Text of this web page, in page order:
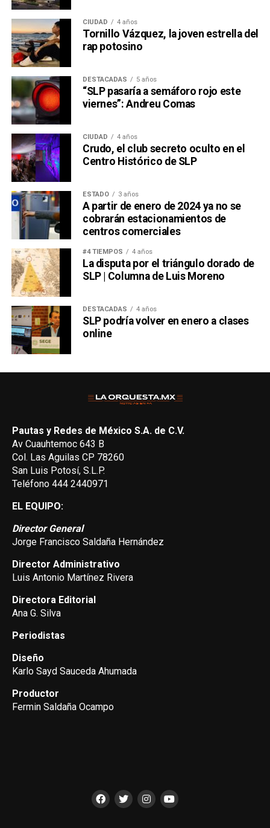
CIUDAD 4 años
Tornillo Vázquez, la joven estrella del
rap potosino
DESTACADAS 5 años
“SLP pasaría a semáforo rojo este
viernes”: Andreu Comas
CIUDAD 4 años
Crudo, el club secreto oculto en el
Centro Histórico de SLP
ESTADO 3 años
A partir de enero de 2024 ya no se
cobrarán estacionamientos de
centros comerciales
#4 TIEMPOS 4 años
La disputa por el triángulo dorado de
SLP | Columna de Luis Moreno
DESTACADAS 4 años
SLP podría volver en enero a clases
online
Pautas y Redes de México S.A. de C.V.
Av Cuauhtemoc 643 B
Col. Las Aguilas CP 78260
San Luis Potosí, S.L.P.
Teléfono 444 2440971
EL EQUIPO:
Director General
Jorge Francisco Saldaña Hernández
Director Administrativo
Luis Antonio Martínez Rivera
Directora Editorial
Ana G. Silva
Periodistas
Diseño
Karlo Sayd Sauceda Ahumada
Productor
Fermin Saldaña Ocampo